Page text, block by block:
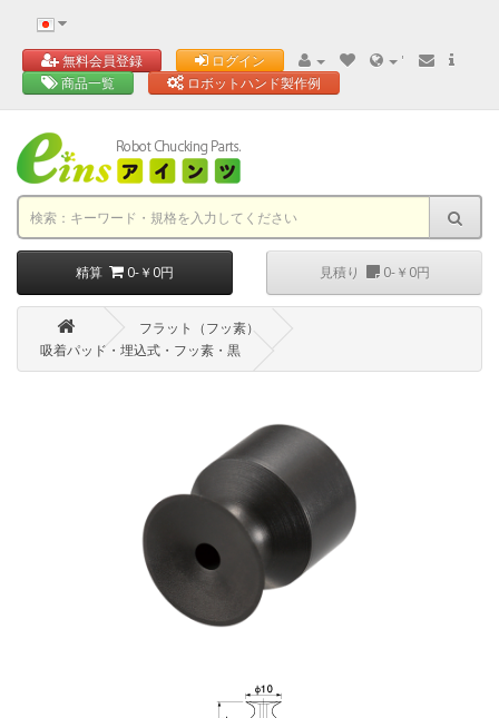
無料会員登録 ログイン
'
商品一覧
ロボットハンド製作例
精算 0-￥0円 見積り 0-￥0円
フラット（フッ素）
吸着パッド・埋込式・フッ素・黒